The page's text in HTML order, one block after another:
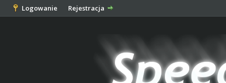
Logowanie Rejestracja